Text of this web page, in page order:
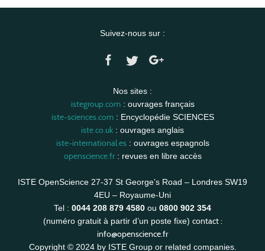
Suivez-nous sur :
Nos sites :
istegroup.com: ouvrages français
iste-sciences.com: Encyclopédie SCIENCES
iste.co.uk : ouvrages anglais
iste-international.es: ouvrages espagnols
openscience.fr: revues en libre accès
ISTE OpenScience 27-37 St George’s Road – Londres SW19
4EU – Royaume-Uni
Tel : 0044 208 879 4580 ou 0800 902 354
(numéro gratuit à partir d’un poste fixe) contact :
info@openscience.fr
Copyright © 2024 by ISTE Group or related companies.